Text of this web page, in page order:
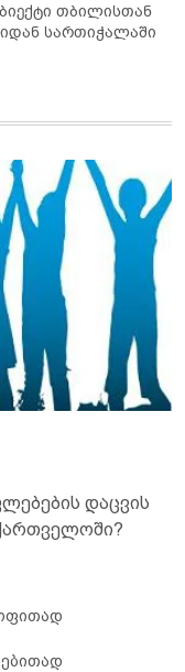
თბილისთან
ახლოს ანუ კოსმოსიდან სართიჭალაში
დაცვის